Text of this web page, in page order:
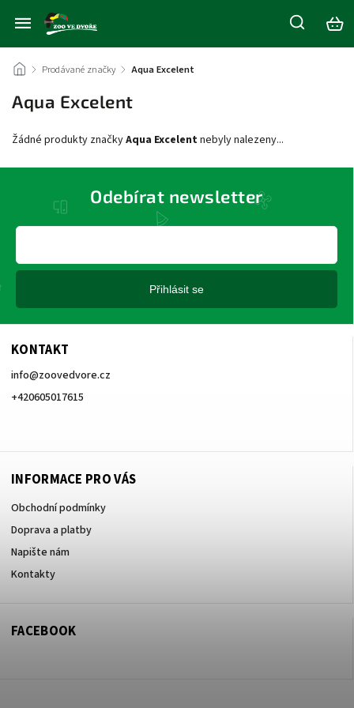
/ Prodávané značky / Aqua Excelent
Aqua Excelent
Žádné produkty značkyAqua Excelentnebyly nalezeny...
KONTAKT
info@zoovedvore.cz
+420605017615
INFORMACE PRO VÁS
Obchodní podmínky
Doprava a platby
Napište nám
Kontakty
Odebírat newsletter
Přihlásit se
FACEBOOK